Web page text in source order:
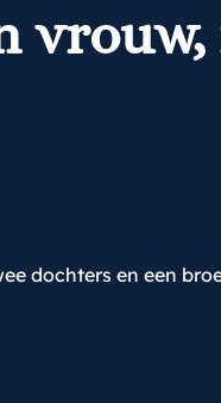
dochters en een